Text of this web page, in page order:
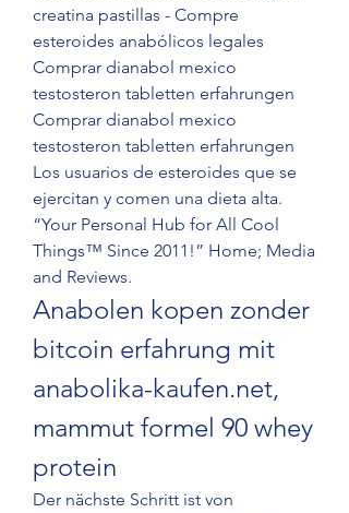
creatina pastillas - Compre
esteroides anabólicos legales
Comprar dianabol mexico
testosteron tabletten erfahrungen
Comprar dianabol mexico
testosteron tabletten erfahrungen
Los usuarios de esteroides que se
ejercitan y comen una dieta alta.
“Your Personal Hub for All Cool
Things™ Since 2011!” Home; Media
and Reviews.
Anabolen kopen zonder
bitcoin erfahrung mit
anabolika-kaufen.net,
mammut formel 90 whey
protein
Der nächste Schritt ist von